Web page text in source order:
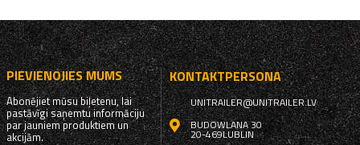
PIEVIENOJIES MUMS
Abonējiet mūsu biļetenu, lai
pastāvīgi saņemtu informāciju
par jauniem produktiem un
akcijām.
KONTAKTPERSONA
UNITRAILER@UNITRAILER.LV
BUDOWLANA 30
20-469LUBLIN